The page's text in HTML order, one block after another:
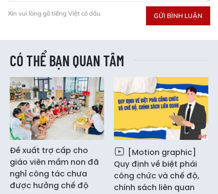
Xin vui lòng gõ tiếng Việt có dấu GỬI BÌNH LUẬN
CÓ THỂ BẠN QUAN TÂM
Đề xuất trợ cấp cho
giáo viên mầm non đã
nghỉ công tác chưa
được hưởng chế độ
[Motion graphic]
Quy định về biệt phái
công chức và chế độ,
chính sách liên quan